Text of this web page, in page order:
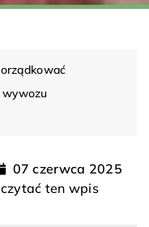
wywozu
07 czerwca 2025
ten wpis